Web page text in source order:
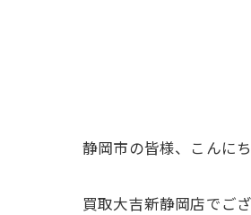
静岡市の皆様、こんにち
買取大吉新静岡店でござ